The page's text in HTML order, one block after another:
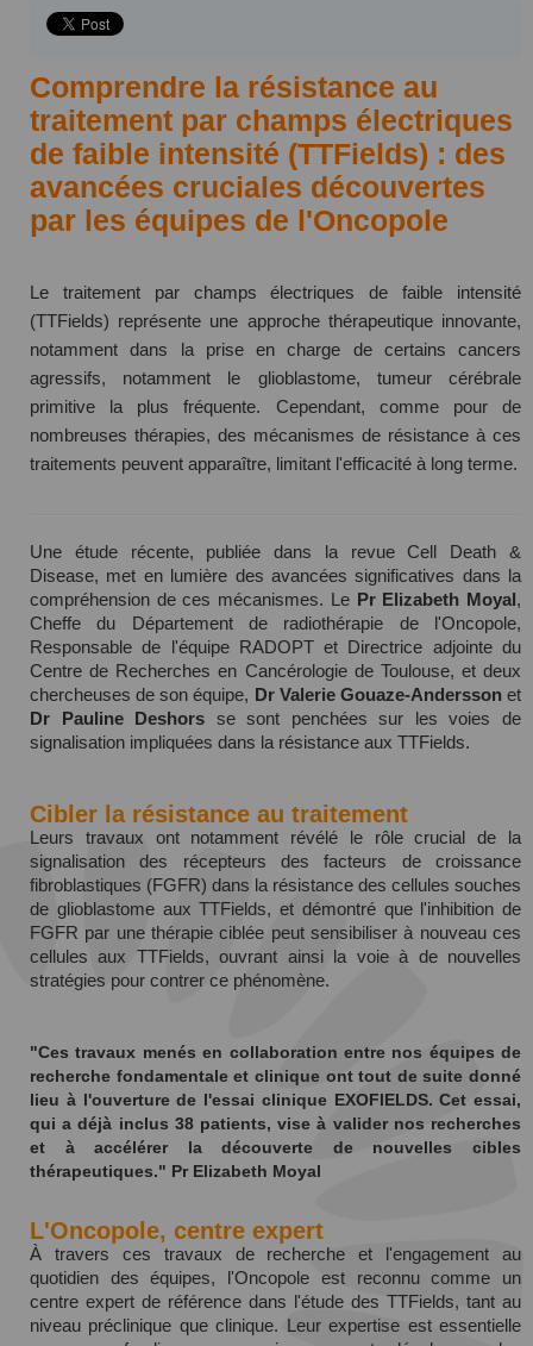
Comprendre la résistance au
traitement par champs électriques
de faible intensité (TTFields) : des
avancées cruciales découvertes
par les équipes de l'Oncopole
Le traitement par champs électriques de faible intensité
(TTFields) représente une approche thérapeutique innovante,
notamment dans la prise en charge de certains cancers
agressifs, notamment le glioblastome, tumeur cérébrale
primitive la plus fréquente. Cependant, comme pour de
nombreuses thérapies, des mécanismes de résistance à ces
traitements peuvent apparaître, limitant l'efficacité à long terme.
Une étude récente, publiée dans la revue Cell Death &
Disease, met en lumière des avancées significatives dans la
compréhension de ces mécanismes. Le Pr Elizabeth Moyal,
Cheffe du Département de radiothérapie de l'Oncopole,
Responsable de l'équipe RADOPT et Directrice adjointe du
Centre de Recherches en Cancérologie de Toulouse, et deux
chercheuses de son équipe, Dr Valerie Gouaze-Anderssonet
Dr Pauline Deshors se sont penchées sur les voies de
signalisation impliquées dans la résistance aux TTFields.
Cibler la résistance au traitement
Leurs travaux ont notamment révélé le rôle crucial de la
signalisation des récepteurs des facteurs de croissance
fibroblastiques (FGFR) dans la résistance des cellules souches
de glioblastome aux TTFields, et démontré que l'inhibition de
FGFR par une thérapie ciblée peut sensibiliser à nouveau ces
cellules aux TTFields, ouvrant ainsi la voie à de nouvelles
stratégies pour contrer ce phénomène.
"Ces travaux menés en collaboration entre nos équipes de
recherche fondamentale et clinique ont tout de suite donné
lieu à l'ouverture de l'essai clinique EXOFIELDS. Cet essai,
qui a déjà inclus 38 patients, vise à valider nos recherches
et à accélérer la découverte de nouvelles cibles
thérapeutiques." Pr Elizabeth Moyal
L'Oncopole, centre expert
À travers ces travaux de recherche et l'engagement au
quotidien des équipes, l'Oncopole est reconnu comme un
centre expert de référence dans l'étude des TTFields, tant au
niveau préclinique que clinique. Leur expertise est essentielle